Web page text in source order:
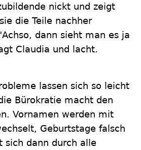
nickt und zeigt
die Teile nachher
dann sieht man es ja
Claudia und lacht.
lassen sich so leicht
Bürokratie macht den
Vornamen werden mit
Geburtstage falsch
sich dann durch alle